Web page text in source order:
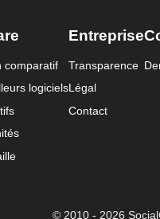
comparatif
logiciels
Entreprise
Transparence
Légal
Contact
© 2010 - 2026